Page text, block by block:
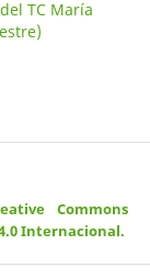
TC María
Commons
Internacional.